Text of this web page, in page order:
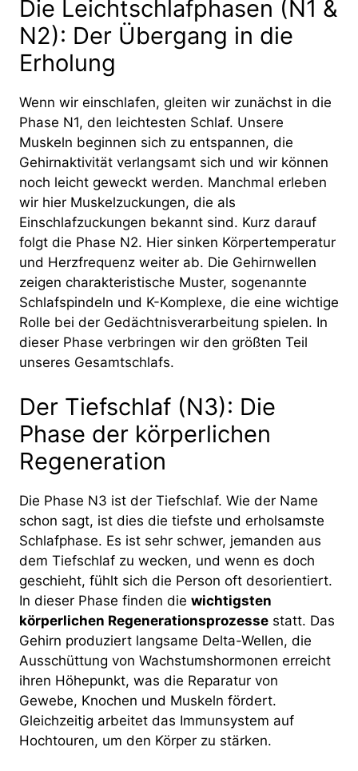
Die Leichtschlafphasen (N1 &
N2): Der Übergang in die
Erholung
Wenn wir einschlafen, gleiten wir zunächst in die
Phase N1, den leichtesten Schlaf. Unsere
Muskeln beginnen sich zu entspannen, die
Gehirnaktivität verlangsamt sich und wir können
noch leicht geweckt werden. Manchmal erleben
wir hier Muskelzuckungen, die als
Einschlafzuckungen bekannt sind. Kurz darauf
folgt die Phase N2. Hier sinken Körpertemperatur
und Herzfrequenz weiter ab. Die Gehirnwellen
zeigen charakteristische Muster, sogenannte
Schlafspindeln und K-Komplexe, die eine wichtige
Rolle bei der Gedächtnisverarbeitung spielen. In
dieser Phase verbringen wir den größten Teil
unseres Gesamtschlafs.
Der Tiefschlaf (N3): Die
Phase der körperlichen
Regeneration
Die Phase N3 ist der Tiefschlaf. Wie der Name
schon sagt, ist dies die tiefste und erholsamste
Schlafphase. Es ist sehr schwer, jemanden aus
dem Tiefschlaf zu wecken, und wenn es doch
geschieht, fühlt sich die Person oft desorientiert.
In dieser Phase finden die wichtigsten
körperlichen Regenerationsprozesse statt. Das
Gehirn produziert langsame Delta-Wellen, die
Ausschüttung von Wachstumshormonen erreicht
ihren Höhepunkt, was die Reparatur von
Gewebe, Knochen und Muskeln fördert.
Gleichzeitig arbeitet das Immunsystem auf
Hochtouren, um den Körper zu stärken.